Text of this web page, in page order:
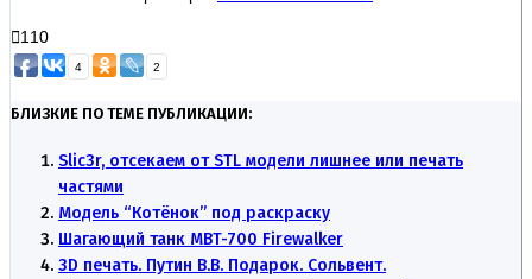
110
4 2
БЛИЗКИЕ ПО ТЕМЕ ПУБЛИКАЦИИ:
Slic3r, отсекаем от STL модели лишнее или печать
частями
Модель “Котёнок” под раскраску
Шагающий танк MBT-700 Firewalker
3D печать. Путин В.В. Подарок. Сольвент.